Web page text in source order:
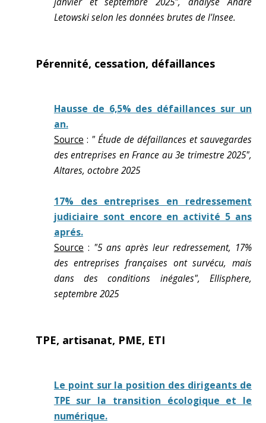
Letowski selon les données brutes de l'Insee.
Pérennité, cessation, défaillances
Hausse de 6,5% des défaillances sur un
an.
Source : " Étude de défaillances et sauvegardes
des entreprises en France au 3e trimestre 2025",
Altares, octobre 2025
17% des entreprises en redressement
judiciaire sont encore en activité 5 ans
aprés.
Source : "5 ans après leur redressement, 17%
des entreprises françaises ont survécu, mais
dans des conditions inégales", Ellisphere,
septembre 2025
TPE, artisanat, PME, ETI
Le point sur la position des dirigeants de
TPE sur la transition écologique et le
numérique.